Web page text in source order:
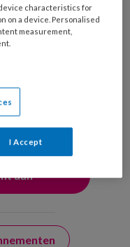
e-mails
en
toegevoegd aan
privacy statement
characteristics for
on a device. Personalised
measurement,
I Accept